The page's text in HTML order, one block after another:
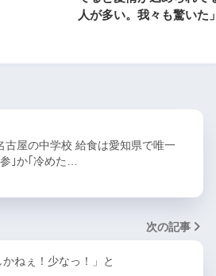
人が多い。我々も驚いた
古屋の中学校 給食は愛知県で唯一
参｣か｢冷めた…
次の記事
ねぇ！少なっ！」と